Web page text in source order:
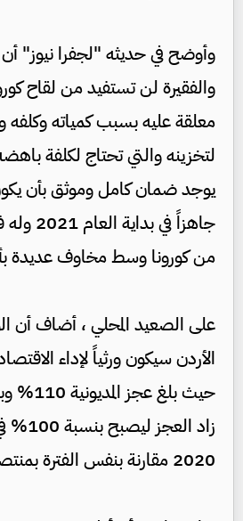
وأوضح في حديثه "لجفرا نيوز"
والفقيرة لن تستفيد من لقاح
معلقة عليه بسبب كمياته وكلفه
لتخزينه والتي تحتاج لكلفة
يوجد ضمان كامل وموثق بأن يكون
جاهزاً
من كورونا وسط مخاوف عديدة
على الصعيد المحلي ، أضاف أن
حيث بلغ
زاد
2020 مقارنة بنفس الفترة بمنتصف العام 2019